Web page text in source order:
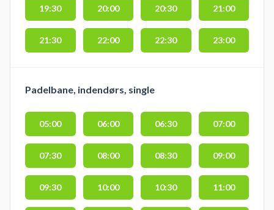
19:30 20:00 20:30 21:00
21:30 22:00 22:30 23:00
Padelbane, indendørs, single
05:00 06:00 06:30 07:00
07:30 08:00 08:30 09:00
09:30 10:00 10:30 11:00